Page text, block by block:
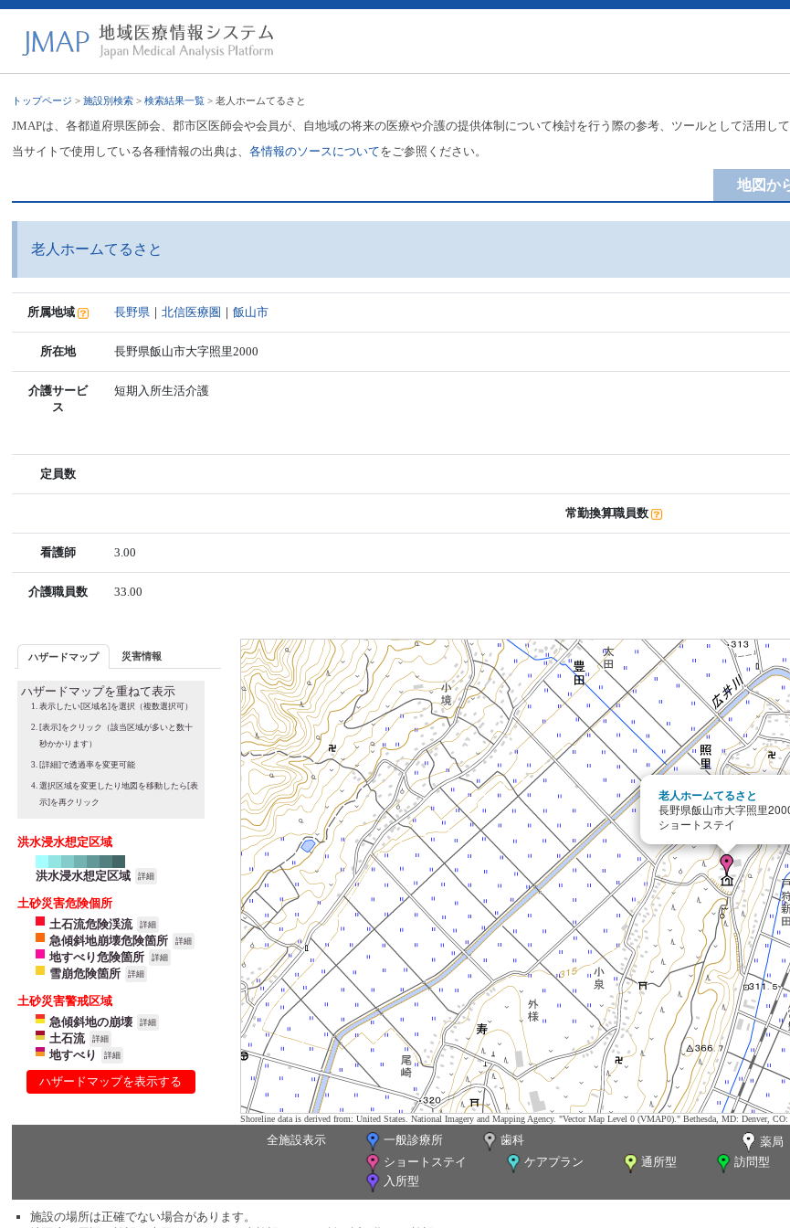
トップページ >施設別検索 >検索結果一覧 > 老人ホームてるさと
JMAPは、各都道府県医師会、郡市区医師会や会員が、自地域の将来の医療や介護の提供体制について検討を行う際の参考、ツールとして活用し
当サイトで使用している各種情報の出典は、各情報のソースについてをご参照ください。
地図か
老人ホームてるさと
所属地域 長野県 ｜北信医療圏 ｜飯山市
所在地 長野県飯山市大字照里2000
介護サービ
ス
短期入所生活介護
定員数
常勤換算職員数
看護師 3.00
介護職員数 33.00
ハザードマップ 災害情報
ハザードマップを重ねて表示
表示したい[区域名]を選択（複数選択可）
[表示]をクリック（該当区域が多いと数十
秒かかります）
[詳細]で透過率を変更可能
選択区域を変更したり地図を移動したら[表
示]を再クリック
洪水浸水想定区域
洪水浸水想定区域 詳細
土砂災害危険個所
土石流危険渓流
詳細
急傾斜地崩壊危険箇所 詳細
地すべり危険箇所 詳細
雪崩危険箇所 詳細
土砂災害警戒区域
急傾斜地の崩壊
詳細
土石流 詳細
地すべり 詳細
ハザードマップを表示する
老人ホームてるさと
長野県飯山市大字照里
ショートステイ
Shoreline data is derived from: United States. National Imagery and Mapping Agency. "Vector Map Level 0 (VMAP0)." Bethesda, MD: Denver,
全施設表示 一般診療所 歯科
薬局
ショートステイ
ケアプラン 通所型 訪問型
入所型
施設の場所は正確でない場合があります。